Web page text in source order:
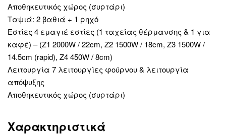
Αποθηκευτικός χώρος (συρτάρι)
Ταψιά: 2 βαθιά + 1 ρηχό
Εστίες 4 εμαγιέ εστίες (1 ταχείας θέρμανσης & 1 για
καφέ) – (Z1 2000W / 22cm, Z2 1500W / 18cm, Z3 1500W /
14.5cm (rapid), Z4 450W / 8cm)
Λειτουργία 7 λειτουργίες φούρνου & λειτουργία
απόψυξης
Αποθηκευτικός χώρος (συρτάρι)
Χαρακτηριστικά